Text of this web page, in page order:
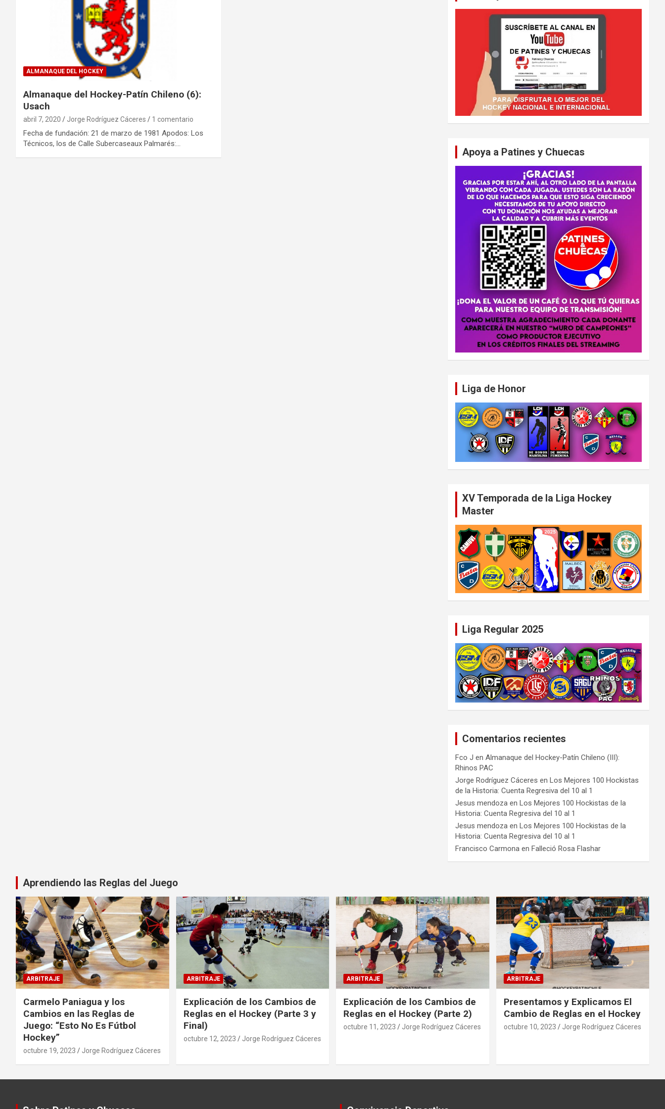
ALMANAQUE DEL HOCKEY
Almanaque del Hockey-Patín Chileno (6):
Usach
abril 7, 2020 Jorge Rodríguez Cáceres 1 comentario
Fecha de fundación: 21 de marzo de 1981 Apodos: Los
Técnicos, los de Calle Subercaseaux Palmarés:…
Apoya a Patines y Chuecas
Liga de Honor
XV Temporada de la Liga Hockey
Master
Liga Regular 2025
Comentarios recientes
Fco J enAlmanaque del Hockey-Patín Chileno (III):
Rhinos PAC
Jorge Rodríguez Cáceres enLos Mejores 100 Hockistas
de la Historia: Cuenta Regresiva del 10 al 1
Jesus mendoza enLos Mejores 100 Hockistas de la
Historia: Cuenta Regresiva del 10 al 1
Jesus mendoza enLos Mejores 100 Hockistas de la
Historia: Cuenta Regresiva del 10 al 1
Francisco Carmona enFalleció Rosa Flashar
Aprendiendo las Reglas del Juego
ARBITRAJE
Carmelo Paniagua y los
Cambios en las Reglas de
Juego: “Esto No Es Fútbol
Hockey”
octubre 19, 2023 Jorge Rodríguez Cáceres
ARBITRAJE
Explicación de los Cambios de
Reglas en el Hockey (Parte 3 y
Final)
octubre 12, 2023 Jorge Rodríguez Cáceres
ARBITRAJE
Explicación de los Cambios de
Reglas en el Hockey (Parte 2)
octubre 11, 2023 Jorge Rodríguez Cáceres
ARBITRAJE
Presentamos y Explicamos El
Cambio de Reglas en el Hockey
octubre 10, 2023 Jorge Rodríguez Cáceres